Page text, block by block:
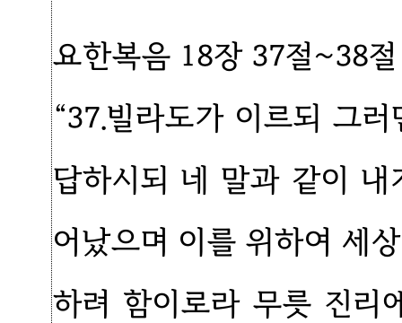
요한복음 18장 37절~38
“37.빌라도가 이르되 그
답하시되 네 말과 같이
어났으며 이를 위하여 세
하려 함이로라 무릇 진리